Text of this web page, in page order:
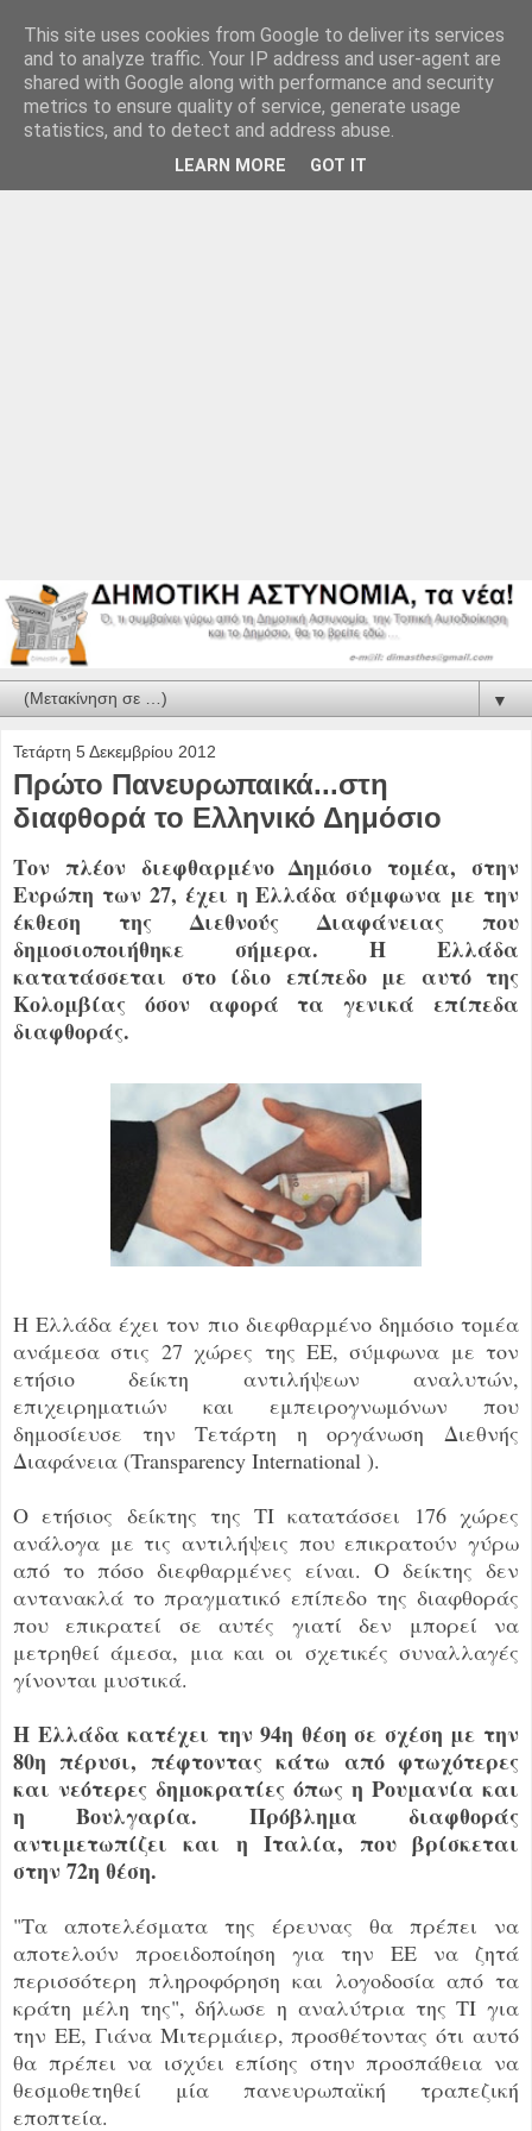
▼
Τετάρτη 5 Δεκεμβρίου 2012
Πρώτο Πανευρωπαικά...στη
διαφθορά το Ελληνικό Δημόσιο
Τον πλέον διεφθαρμένο Δημόσιο τομέα, στην
Ευρώπη των 27, έχει η Ελλάδα σύμφωνα με την
έκθεση της Διεθνούς Διαφάνειας που
δημοσιοποιήθηκε σήμερα. Η Ελλάδα
κατατάσσεται στο ίδιο επίπεδο με αυτό της
Κολομβίας όσον αφορά τα γενικά επίπεδα
διαφθοράς.
Η Ελλάδα έχει τον πιο διεφθαρμένο δημόσιο τομέα
ανάμεσα στις 27 χώρες της ΕΕ, σύμφωνα με τον
ετήσιο δείκτη αντιλήψεων αναλυτών,
επιχειρηματιών και εμπειρογνωμόνων που
δημοσίευσε την Τετάρτη η οργάνωση Διεθνής
Διαφάνεια (Transparency International ).
Ο ετήσιος δείκτης της ΤΙ κατατάσσει 176 χώρες
ανάλογα με τις αντιλήψεις που επικρατούν γύρω
από το πόσο διεφθαρμένες είναι. Ο δείκτης δεν
αντανακλά το πραγματικό επίπεδο της διαφθοράς
που επικρατεί σε αυτές γιατί δεν μπορεί να
μετρηθεί άμεσα, μια και οι σχετικές συναλλαγές
γίνονται μυστικά.
Η Ελλάδα κατέχει την 94η θέση σε σχέση με την
80η πέρυσι, πέφτοντας κάτω από φτωχότερες
και νεότερες δημοκρατίες όπως η Ρουμανία και
η Βουλγαρία. Πρόβλημα διαφθοράς
αντιμετωπίζει και η Ιταλία, που βρίσκεται
στην 72η θέση.
"Τα αποτελέσματα της έρευνας θα πρέπει να
αποτελούν προειδοποίηση για την ΕΕ να ζητά
περισσότερη πληροφόρηση και λογοδοσία από τα
κράτη μέλη της", δήλωσε η αναλύτρια της TI για
την ΕΕ, Γιάνα Μιτερμάιερ, προσθέτοντας ότι αυτό
θα πρέπει να ισχύει επίσης στην προσπάθεια να
θεσμοθετηθεί μία πανευρωπαϊκή τραπεζική
εποπτεία.
This site uses cookies from Google to deliver its services
and to analyze traffic. Your IP address and user-agent are
shared with Google along with performance and security
metrics to ensure quality of service, generate usage
statistics, and to detect and address abuse.
LEARN MORE GOT IT